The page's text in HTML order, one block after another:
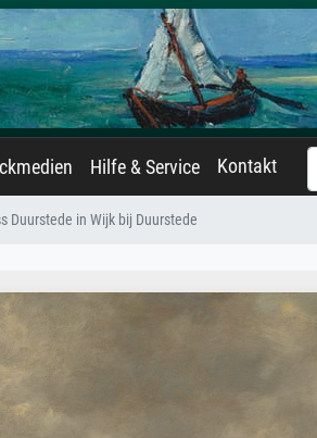
Hilfe & Service Kontakt
Duurstede in Wijk bij Duurstede